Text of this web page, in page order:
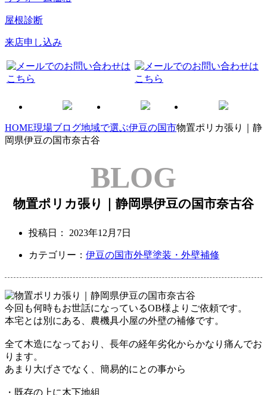
屋根診断
来店申し込み
HOME現場ブログ地域で選ぶ伊豆の国市物置ポリカ張り｜静
岡県伊豆の国市奈古谷
BLOG
物置ポリカ張り｜静岡県伊豆の国市奈古谷
投稿日： 2023年12月7日
カテゴリー： 伊豆の国市外壁塗装・外壁補修
今回も何時もお世話になっているOB様より ご依頼です。
本宅とは別にある、農機具小屋の外壁の補修です。
全て木造になっており、 長年の経年劣化からかなり痛んでお
ります。
あまり大げさでなく、簡易的に との事から
・既存の上に木下地組